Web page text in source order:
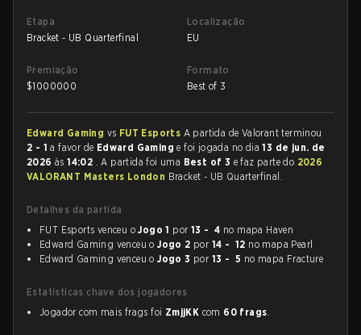
Etapa
Bracket - UB Quarterfinal
Localização
EU
Premiação
$1000000
Formato
Best of 3
Edward Gaming vs FUT Esports A partida de Valorant terminou
2 - 1 a favor de Edward Gaminge foi jogada no dia13 de jun. de
2026 às14:02 . A partida foi uma Best of 3 e faz parte do 2026
VALORANT Masters London Bracket - UB Quarterfinal.
Detalhes da partida
FUT Esports venceu oJogo 1 por 13 - 4 no mapa Haven
Edward Gaming venceu oJogo 2 por 14 - 12 no mapa Pearl
Edward Gaming venceu oJogo 3 por 13 - 5 no mapa Fracture
Estatísticas chave dos jogadores
Jogador com mais frags foi ZmjjKK com 60 frags.